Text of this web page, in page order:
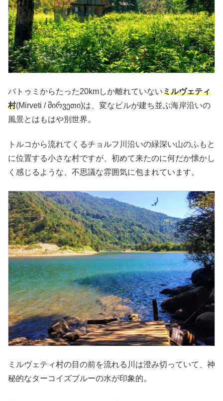
バトゥミからたった20kmしか離れていないミルヴェティ
村(Mirveti / მირვეთი)は、変なビルが建ち並ぶ海岸沿いの
風景とはもはや別世界。
トルコから流れてくるチョルフ川沿いの緑深い山のふもと
に位置する小さな村ですが、初めて来たのに何だか懐かし
く感じるような、不思議な雰囲気に包まれています。
ミルヴェティ村の目の前を流れる川は澄み切っていて、神
秘的なターコイズブルーの水が印象的。